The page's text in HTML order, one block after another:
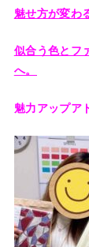
魅せ方が変わ
似合う色とフ
へ。
魅力アップア